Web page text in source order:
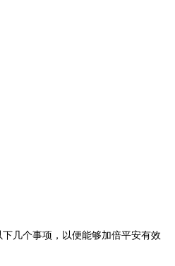
几个事项，以便能够加倍平安有效